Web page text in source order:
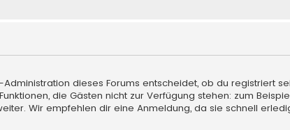
dieses Forums entscheidet, ob du registriert
die Gästen nicht zur Verfügung stehen: zum
Wir empfehlen dir eine Anmeldung, da sie schnell